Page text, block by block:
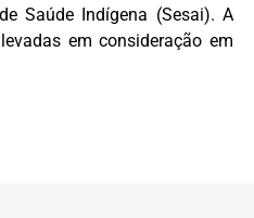
Saúde Indígena (Sesai). A
em consideração em